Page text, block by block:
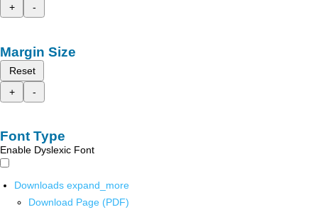
+
-
Margin Size
Reset
+
-
Font Type
Enable Dyslexic Font
Downloads expand_more
Download Page (PDF)